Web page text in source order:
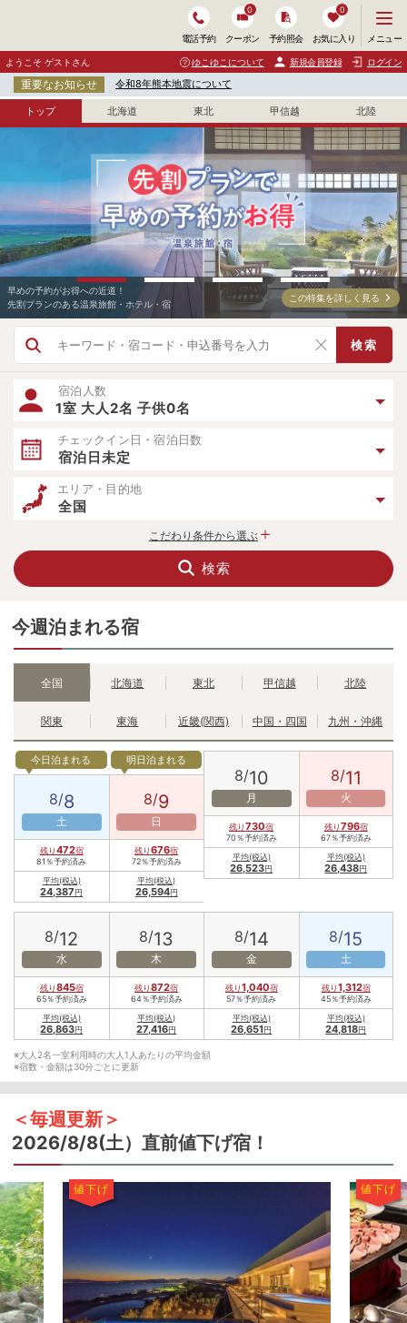
電話予約 クーポン
0
予約照会 お気に入り
0
ニ
ュ
ー
開
メニュー
ようこそ ゲストさん ゆこゆこについて 新規会員登録 ログイン
重要なお知らせ 令和8年熊本地震について
トップ 北海道 東北 甲信越 北陸
早めの予約がお得への近道！
先割プランのある温泉旅館・ホテル・宿
この特集を詳しく見る
大江戸温泉物語Premium ホテルニュー塩原 この宿を詳しく見る
ホテル千倉 この宿を詳しく見る
人気のバイキングプランをピックアップ！
好きなものを好きなだけ食べたい方へ！
この特集を詳しく見る
検索
宿泊人数
1室 大人2名 子供0名
チェックイン日・宿泊日数
宿泊日未定
エリア・目的地
全国
こだわり条件から選ぶ
検索
今週泊まれる宿
全国 北海道 東北 甲信越 北陸
関東 東海 近畿(関西) 中国・四国 九州・沖縄
今日泊まれる
8/8
土
残り472宿
81％予約済み
平均(税込)
24,387円
明日泊まれる
8/9
日
残り676宿
72％予約済み
平均(税込)
26,594円
8/10
月
残り730宿
70％予約済み
平均(税込)
26,523円
8/11
火
残り796宿
67％予約済み
平均(税込)
26,438円
8/12
水
残り845宿
65％予約済み
平均(税込)
26,863円
8/13
木
残り872宿
64％予約済み
平均(税込)
27,416円
8/14
金
残り1,040宿
57％予約済み
平均(税込)
26,651円
8/15
土
残り1,312宿
45％予約済み
平均(税込)
24,818円
※大人2名一室利用時の大人1人あたりの平均金額
※宿数・金額は30分ごとに更新
＜毎週更新＞
2026/8/8(土） 直前値下げ宿！
値下げ 値下げ